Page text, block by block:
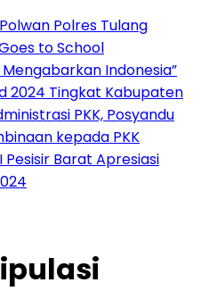
Polres Tulang
to School
Indonesia”
2024 Tingkat Kabupaten
PKK, Posyandu
kepada PKK
Pesisir Barat Apresiasi